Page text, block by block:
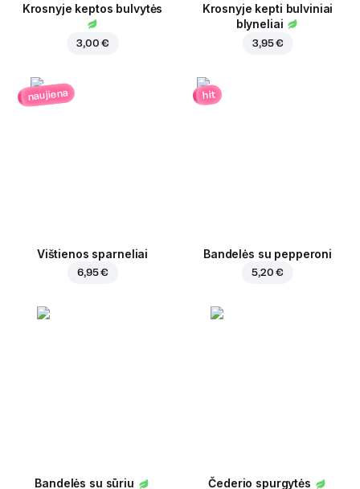
Krosnyje keptos bulvytės
3,00 €
Krosnyje kepti bulviniai
blyneliai
3,95 €
naujiena
Vištienos sparneliai
6,95 €
hit
Bandelės su pepperoni
5,20 €
Bandelės su sūriu Čederio spurgytės